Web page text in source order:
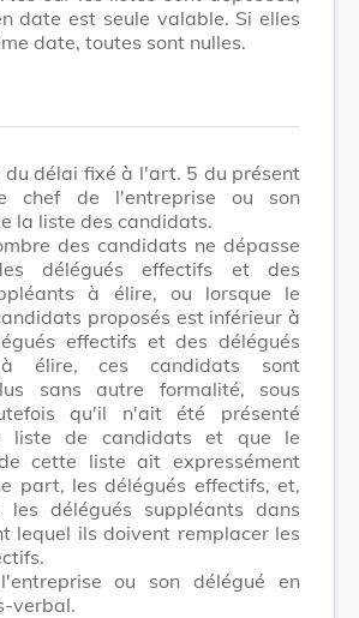
date est seule valable. Si elles
date, toutes sont nulles.
délai fixé à l'art. 5 du présent
chef de l'entreprise ou son
la liste des candidats.
des candidats ne dépasse
délégués effectifs et des
à élire, ou lorsque le
proposés est inférieur à
effectifs et des délégués
à élire, ces candidats sont
sans autre formalité, sous
qu'il n'ait été présenté
liste de candidats et que le
cette liste ait expressément
part, les délégués effectifs, et,
délégués suppléants dans
lequel ils doivent remplacer les
ou son délégué en
verbal.